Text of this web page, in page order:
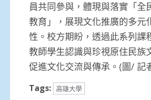
員共同參與，體現與落實「全
教育」，展現文化推廣的多元
性。校方期盼，透過此系列課
教師學生認識與珍視原住民族
促進文化交流與傳承。(圖/ 記
Tags: 高雄大學